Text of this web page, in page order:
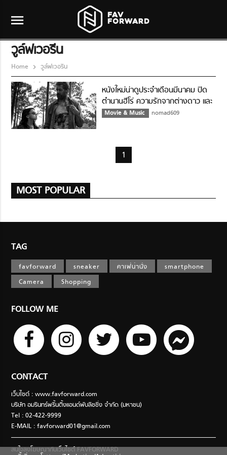
menu
วูล์ฟเวอรีน
Home วูล์ฟเวอรีน
หนังใหม่น่าดูประจำเดือนมีนาคม ปิด
ตำนานฮีโร่ ความรักจากต่างดาว และ
นิทานสุดคลาสสิค
Movie & Music nomad609
1
MOST POPULAR
TAG
favforward sneaker คาเฟ่น่านั่ง
smartphone
Camera
Shopping
FOLLOW ME
CONTACT
เว็บไซต์ : www.favforward.com
บริษัท อมรินทร์พริ้นติ้งแอนด์พับลิชชิ่ง จำกัด (มหาชน)
Tel : 02-422-9999
E-MAIL :favforward01@gmail.com
สนใจลงโฆษณากับเว็บไซต์ FAVFORWARD